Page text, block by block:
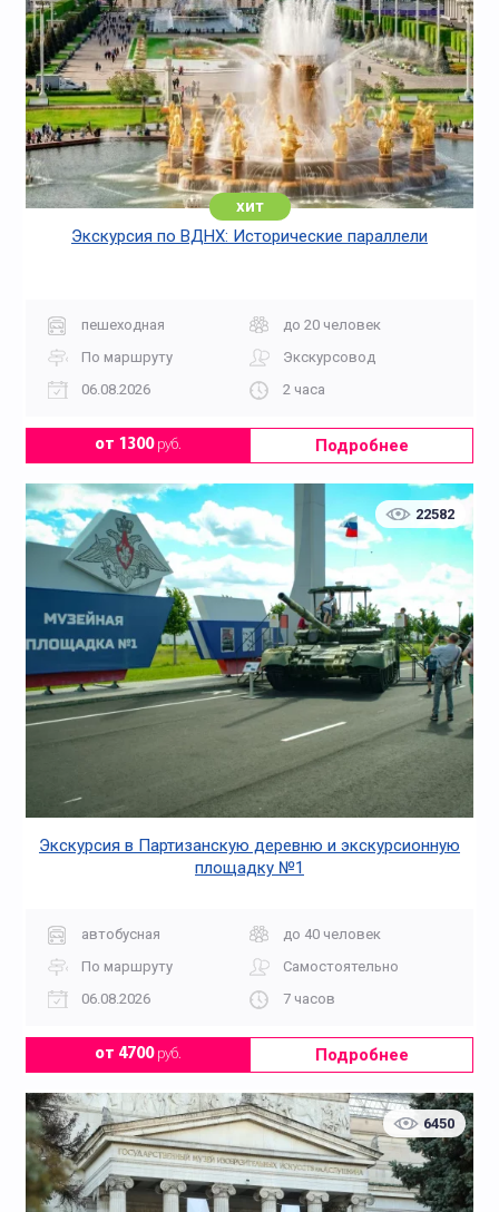
хит
Экскурсия по ВДНХ: Исторические параллели
пешеходная
до 20 человек
По маршруту
Экскурсовод
06.08.2026
2 часа
от 1300руб. Подробнее
22582
Экскурсия в Партизанскую деревню и экскурсионную
площадку №1
автобусная
до 40 человек
По маршруту
Самостоятельно
06.08.2026
7 часов
от 4700руб. Подробнее
6450